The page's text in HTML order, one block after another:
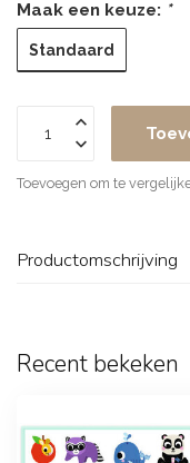
Maak een keuze: *
Standaard
Toevoegen om te
Productomschrijving
Recent bekeken